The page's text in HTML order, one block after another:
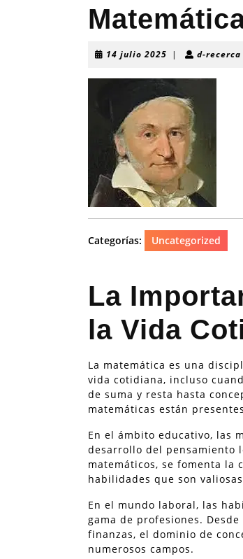
14 julio 2025 14
2025
| d-recerca
Categorías: Uncategorized
La
la Vida
La matemática es una
vida cotidiana, incluso
de suma y resta hasta
matemáticas están
En el ámbito educativo, las
desarrollo del pensamiento
matemáticos, se fomenta la
habilidades que son
En el mundo laboral, las
gama de profesiones.
finanzas, el dominio de
numerosos campos.